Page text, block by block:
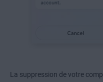
La suppression de votre